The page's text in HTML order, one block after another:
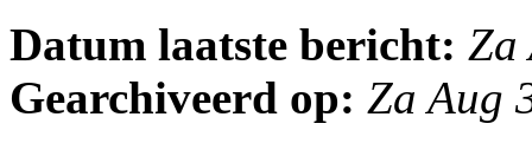
Datum laatste bericht: Za
Gearchiveerd op: Za Aug